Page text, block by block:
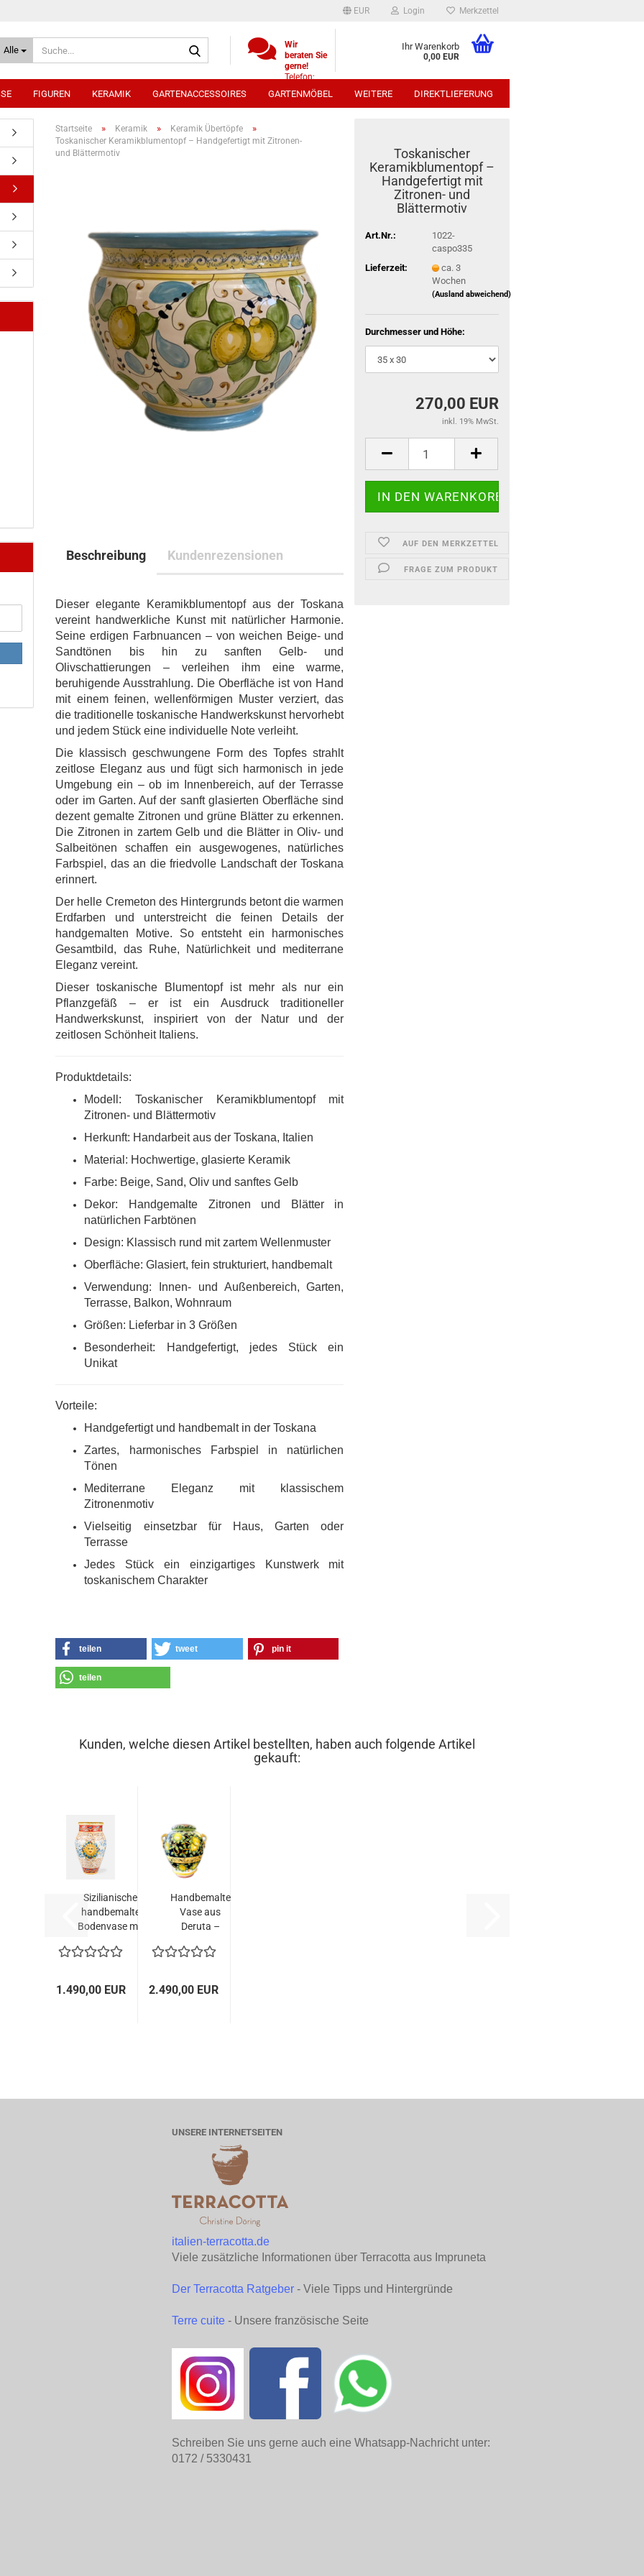
EUR Login Merkzettel
Alle
Wir
beraten Sie
gerne!
Telefon:
(0)521
9886494
5330431
Ihr Warenkorb
0,00 EUR
FIGUREN KERAMIK GARTENACCESSOIRES GARTENMÖBEL DIREKTLIEFERUNG
WEITERE
Startseite » Keramik » Keramik Übertöpfe »
Toskanischer Keramikblumentopf – Handgefertigt mit Zitronen-
und Blättermotiv
Toskanischer
Keramikblumentopf –
Handgefertigt mit
Zitronen- und
Blättermotiv
Art.Nr.:
1022-
caspo335
Lieferzeit:
ca. 3
Wochen
(Ausland abweichend)
Durchmesser und Höhe:
270,00 EUR
inkl. 19% MwSt.
AUF DEN MERKZETTEL
FRAGE ZUM PRODUKT
Beschreibung Kundenrezensionen
Dieser elegante Keramikblumentopf aus der Toskana
vereint handwerkliche Kunst mit natürlicher Harmonie.
Seine erdigen Farbnuancen – von weichen Beige- und
Sandtönen bis hin zu sanften Gelb- und
Olivschattierungen – verleihen ihm eine warme,
beruhigende Ausstrahlung. Die Oberfläche ist von Hand
mit einem feinen, wellenförmigen Muster verziert, das
die traditionelle toskanische Handwerkskunst hervorhebt
und jedem Stück eine individuelle Note verleiht.
Die klassisch geschwungene Form des Topfes strahlt
zeitlose Eleganz aus und fügt sich harmonisch in jede
Umgebung ein – ob im Innenbereich, auf der Terrasse
oder im Garten. Auf der sanft glasierten Oberfläche sind
dezent gemalte Zitronen und grüne Blätter zu erkennen.
Die Zitronen in zartem Gelb und die Blätter in Oliv- und
Salbeitönen schaffen ein ausgewogenes, natürliches
Farbspiel, das an die friedvolle Landschaft der Toskana
erinnert.
Der helle Cremeton des Hintergrunds betont die warmen
Erdfarben und unterstreicht die feinen Details der
handgemalten Motive. So entsteht ein harmonisches
Gesamtbild, das Ruhe, Natürlichkeit und mediterrane
Eleganz vereint.
Dieser toskanische Blumentopf ist mehr als nur ein
Pflanzgefäß – er ist ein Ausdruck traditioneller
Handwerkskunst, inspiriert von der Natur und der
zeitlosen Schönheit Italiens.
Produktdetails:
Modell: Toskanischer Keramikblumentopf mit
Zitronen- und Blättermotiv
Herkunft: Handarbeit aus der Toskana, Italien
Material: Hochwertige, glasierte Keramik
Farbe: Beige, Sand, Oliv und sanftes Gelb
Dekor: Handgemalte Zitronen und Blätter in
natürlichen Farbtönen
Design: Klassisch rund mit zartem Wellenmuster
Oberfläche: Glasiert, fein strukturiert, handbemalt
Verwendung: Innen- und Außenbereich, Garten,
Terrasse, Balkon, Wohnraum
Größen: Lieferbar in 3 Größen
Besonderheit: Handgefertigt, jedes Stück ein
Unikat
Vorteile:
Handgefertigt und handbemalt in der Toskana
Zartes, harmonisches Farbspiel in natürlichen
Tönen
Mediterrane Eleganz mit klassischem
Zitronenmotiv
Vielseitig einsetzbar für Haus, Garten oder
Terrasse
Jedes Stück ein einzigartiges Kunstwerk mit
toskanischem Charakter
teilen tweet pin it
teilen
Kunden, welche diesen Artikel bestellten, haben auch folgende Artikel
gekauft:
Sizilianische
handbemalte
Bodenvase mit
1.490,00 EUR
Handbemalte
Vase aus
Deruta –
2.490,00 EUR
UNSERE INTERNETSEITEN
italien-terracotta.de
Viele zusätzliche Informationen über Terracotta aus Impruneta
Der Terracotta Ratgeber - Viele Tipps und Hintergründe
Terre cuite - Unsere französische Seite
Schreiben Sie uns gerne auch eine Whatsapp-Nachricht unter:
0172 / 5330431